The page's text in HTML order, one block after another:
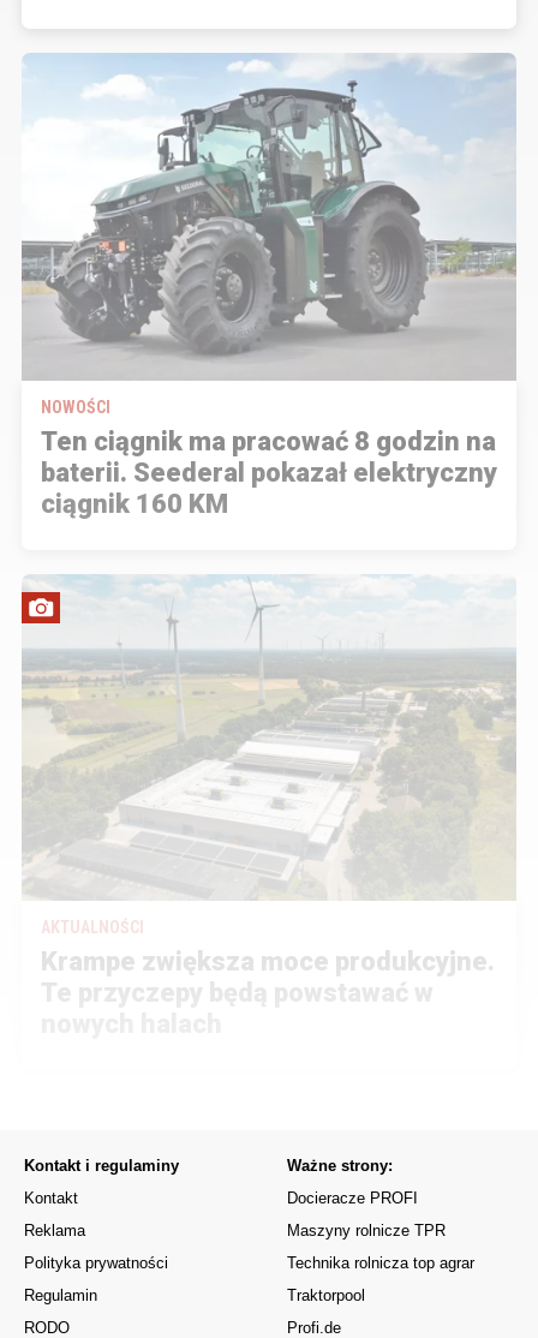
NOWOŚCI
Ten ciągnik ma pracować 8 godzin na
baterii. Seederal pokazał elektryczny
ciągnik 160 KM
AKTUALNOŚCI
Krampe zwiększa moce produkcyjne.
Te przyczepy będą powstawać w
Kontakt i regulaminy
Kontakt
Reklama
Polityka prywatności
Regulamin
RODO
Ważne strony:
Docieracze PROFI
Maszyny rolnicze TPR
Technika rolnicza top agrar
Traktorpool
Profi.de